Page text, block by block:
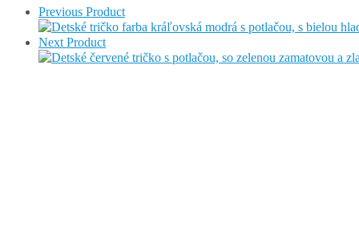
Previous Product
Next Product